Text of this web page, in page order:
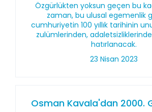
Özgürlükten yoksun geçen bu
zaman, bu ulusal egemenlik
cumhuriyetin 100 yıllık tarihinin
zulümlerinden,
hatırlanacak.
23 Nisan 2023
Osman Kavala'dan 2000.